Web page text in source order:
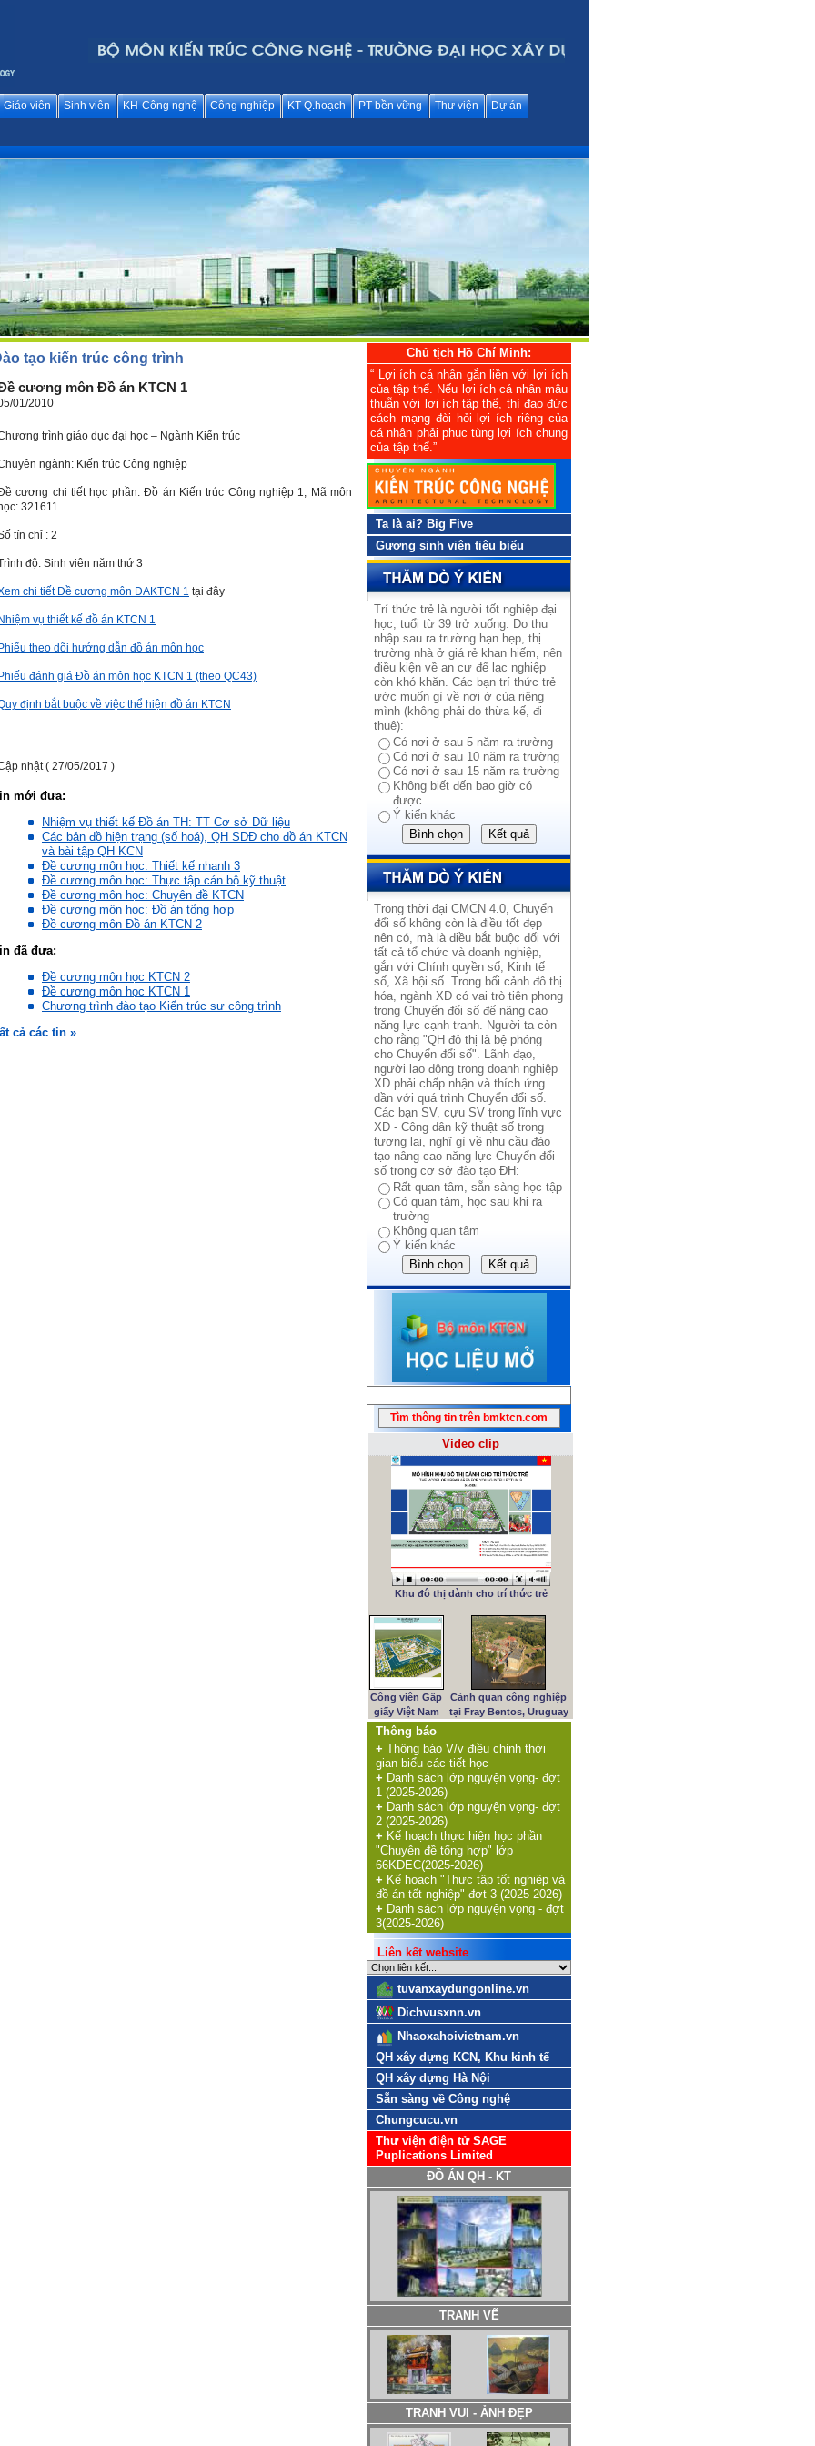
Giáo viên Sinh viên KH-Công nghệ Công nghiệp KT-Q.hoạch PT bền vững Thư viện Dự án
tạo kiến trúc công trình
cương môn Đồ án KTCN 1
01/2010
trình giáo dục đại học – Ngành Kiến trúc
ngành: Kiến trúc Công nghiệp
cương chi tiết học phần: Đồ án Kiến trúc Công nghiệp 1, Mã môn
học: 321611
tín chỉ : 2
độ: Sinh viên năm thứ 3
chi tiết Đề cương môn ĐAKTCN 1 tại đây
Nhiệm vụ thiết kế đồ án KTCN 1
Phiếu theo dõi hướng dẫn đồ án môn học
Phiếu đánh giá Đồ án môn học KTCN 1 (theo QC43)
định bắt buộc về việc thể hiện đồ án KTCN
nhật ( 27/05/2017 )
mới đưa:
Nhiệm vụ thiết kế Đồ án TH: TT Cơ sở Dữ liệu
Các bản đồ hiện trạng (số hoá), QH SDĐ cho đồ án KTCN
và bài tập QH KCN
Đề cương môn học: Thiết kế nhanh 3
Đề cương môn học: Thực tập cán bộ kỹ thuật
Đề cương môn học: Chuyên đề KTCN
Đề cương môn học: Đồ án tổng hợp
Đề cương môn Đồ án KTCN 2
đã đưa:
Đề cương môn học KTCN 2
Đề cương môn học KTCN 1
Chương trình đào tạo Kiến trúc sư công trình
cả các tin »
Chủ tịch Hồ Chí Minh:
“ Lợi ích cá nhân gắn liền với lợi ích
của tập thể. Nếu lợi ích cá nhân mâu
thuẫn với lợi ích tập thể, thì đạo đức
cách mạng đòi hỏi lợi ích riêng của
cá nhân phải phục tùng lợi ích chung
của tập thể.”
Ta là ai? Big Five
Gương sinh viên tiêu biểu
Trí thức trẻ là người tốt nghiệp đại
học, tuổi từ 39 trở xuống. Do thu
nhập sau ra trường hạn hẹp, thị
trường nhà ở giá rẻ khan hiếm, nên
điều kiện về an cư để lạc nghiệp
còn khó khăn. Các bạn trí thức trẻ
ước muốn gì về nơi ở của riêng
mình (không phải do thừa kế, đi
thuê):
Có nơi ở sau 5 năm ra trường
Có nơi ở sau 10 năm ra trường
Có nơi ở sau 15 năm ra trường
Không biết đến bao giờ có
được
Ý kiến khác
Trong thời đại CMCN 4.0, Chuyển
đổi số không còn là điều tốt đẹp
nên có, mà là điều bắt buộc đối với
tất cả tổ chức và doanh nghiệp,
gắn với Chính quyền số, Kinh tế
số, Xã hội số. Trong bối cảnh đô thị
hóa, ngành XD có vai trò tiên phong
trong Chuyển đổi số đế nâng cao
năng lực cạnh tranh. Người ta còn
cho rằng "QH đô thị là bệ phóng
cho Chuyển đổi số". Lãnh đạo,
người lao động trong doanh nghiệp
XD phải chấp nhận và thích ứng
dần với quá trình Chuyển đổi số.
Các bạn SV, cựu SV trong lĩnh vực
XD - Công dân kỹ thuật số trong
tương lai, nghĩ gì về nhu cầu đào
tạo nâng cao năng lực Chuyển đổi
số trong cơ sở đào tạo ĐH:
Rất quan tâm, sẵn sàng học tập
Có quan tâm, học sau khi ra
trường
Không quan tâm
Ý kiến khác
Video clip
Khu đô thị dành cho trí thức trẻ
Công viên Gấp
giấy Việt Nam
Cảnh quan công nghiệp
tại Fray Bentos, Uruguay
Thông báo
+ Thông báo V/v điều chỉnh thời
gian biểu các tiết học
+ Danh sách lớp nguyện vọng- đợt
1 (2025-2026)
+ Danh sách lớp nguyện vọng- đợt
2 (2025-2026)
+ Kế hoạch thực hiện học phần
"Chuyên đề tổng hợp" lớp
66KDEC(2025-2026)
+ Kế hoạch "Thực tập tốt nghiệp và
đồ án tốt nghiệp" đợt 3 (2025-2026)
+ Danh sách lớp nguyện vọng - đợt
3(2025-2026)
Liên kết website
tuvanxaydungonline.vn
Dichvusxnn.vn
Nhaoxahoivietnam.vn
QH xây dựng KCN, Khu kinh tế
QH xây dựng Hà Nội
Sẵn sàng về Công nghệ
Chungcucu.vn
Thư viện điện tử SAGE
Puplications Limited
ĐỒ ÁN QH - KT
TRANH VẼ
TRANH VUI - ẢNH ĐẸP